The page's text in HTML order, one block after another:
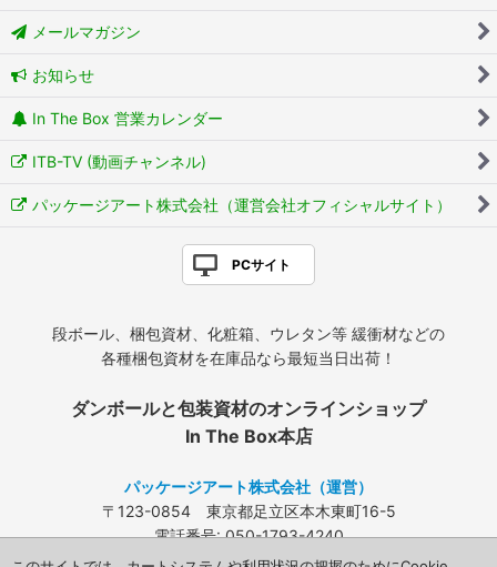
メールマガジン
お知らせ
In The Box 営業カレンダー
ITB-TV (動画チャンネル)
パッケージアート株式会社（運営会社オフィシャルサイト）
PCサイト
段ボール、梱包資材、化粧箱、ウレタン等 緩衝材などの
各種梱包資材を在庫品なら最短当日出荷！
ダンボールと包装資材のオンラインショップ
In The Box本店
パッケージアート株式会社（運営）
〒123-0854 東京都足立区本木東町16-5
電話番号: 050-1793-4240
FAX: 03-3840-4424